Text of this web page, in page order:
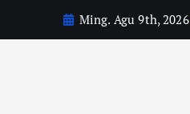
Ming. Agu 9th, 2026